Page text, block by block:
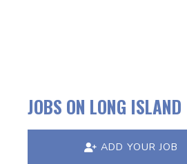
JOBS ON LONG ISLAND
ADD YOUR JOB